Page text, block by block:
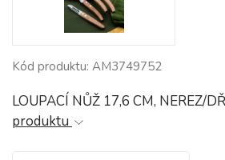
Kód produktu: AM3749752
LOUPACÍ NŮŽ 17,6 CM, NEREZ/
produktu